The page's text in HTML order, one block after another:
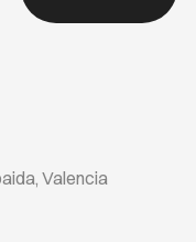
Valencia